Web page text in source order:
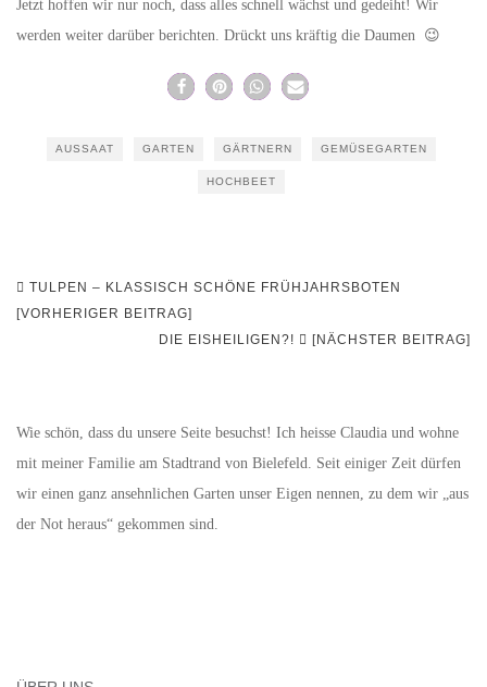
Jetzt hoffen wir nur noch, dass alles schnell wächst und gedeiht! Wir
werden weiter darüber berichten. Drückt uns kräftig die Daumen 😉
AUSSAAT GARTEN GÄRTNERN GEMÜSEGARTEN
HOCHBEET
Beitragsnavigation
TULPEN – KLASSISCH SCHÖNE FRÜHJAHRSBOTEN
[VORHERIGER BEITRAG]
DIE EISHEILIGEN?!
[NÄCHSTER BEITRAG]
Wie schön, dass du unsere Seite besuchst! Ich heisse Claudia und wohne
mit meiner Familie am Stadtrand von Bielefeld. Seit einiger Zeit dürfen
wir einen ganz ansehnlichen Garten unser Eigen nennen, zu dem wir „aus
der Not heraus“ gekommen sind.